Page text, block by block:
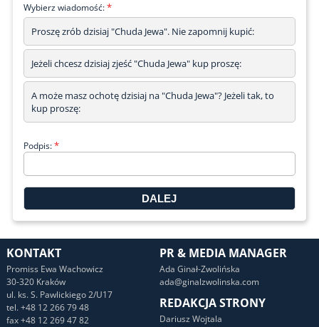
Wybierz wiadomość:*
Proszę zrób dzisiaj "Chuda Jewa". Nie zapomnij kupić:
Jeżeli chcesz dzisiaj zjeść "Chuda Jewa" kup proszę:
A może masz ochotę dzisiaj na "Chuda Jewa"? Jeżeli tak, to
kup proszę:
Podpis:*
KONTAKT
Promiss Ewa Wachowicz
30-320 Kraków
ul. ks. S. Pawlickiego 2/U17
tel. +48 12 266 79 48
fax +48 12 269 47 82
PR & MEDIA MANAGER
Ada Ginał-Zwolińska
ada@ginalzwolinska.com
REDAKCJA STRONY
Dariusz Wojtala